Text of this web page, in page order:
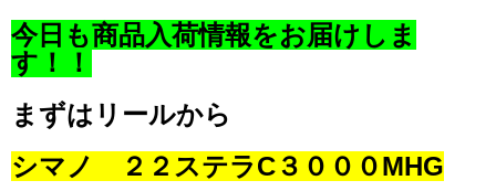
今日も商品入荷情報をお届けしま
す！！
まずはリールから
シマノ ２２ステラC３０００MHG